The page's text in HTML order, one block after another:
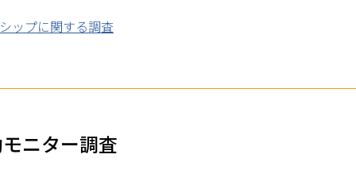
ップに関する調査
ニター調査